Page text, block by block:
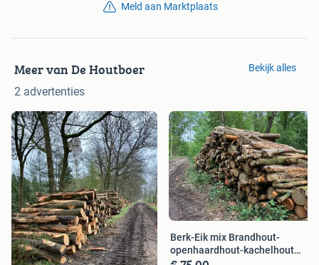
Meld aan Marktplaats
Meer van De Houtboer
2 advertenties
Bekijk alles
Berk-Eik mix Brandhout-
openhaardhout-kachelhout